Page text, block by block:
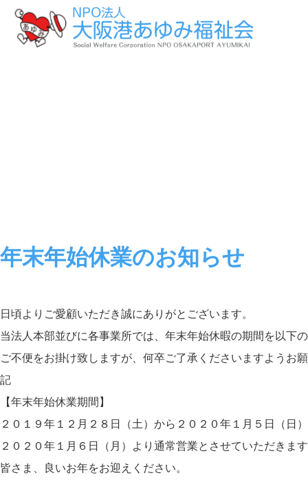
年末年始休業のお知らせ
日頃よりご愛顧いただき誠にありがとございます。
当法人本部並びに各事業所では、年末年始休暇の期間を以下
ご不便をお掛け致しますが、何卒ご了承くださいますようお
記
【年末年始休業期間】
２０１９年１２月２８日（土）から２０２０年１月５日（日
２０２０年１月６日（月）より通常営業とさせていただきま
皆さま、良いお年をお迎えください。